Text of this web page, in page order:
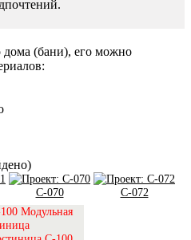
дома (бани), его можно
C-070 C-072